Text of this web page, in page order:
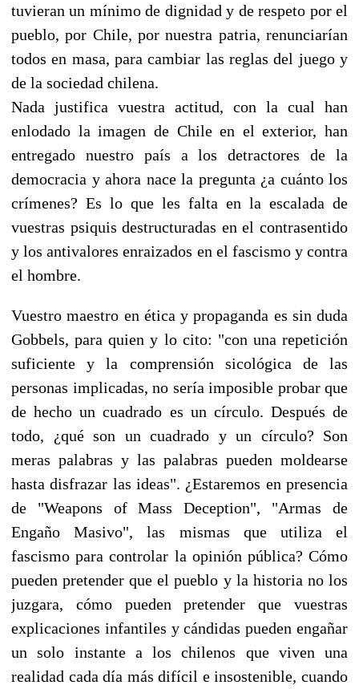
tuvieran un mínimo de dignidad y de respeto por el
pueblo, por Chile, por nuestra patria, renunciarían
todos en masa, para cambiar las reglas del juego y
de la sociedad chilena.
Nada justifica vuestra actitud, con la cual han
enlodado la imagen de Chile en el exterior, han
entregado nuestro país a los detractores de la
democracia y ahora nace la pregunta ¿a cuánto los
crímenes? Es lo que les falta en la escalada de
vuestras psiquis destructuradas en el contrasentido
y los antivalores enraizados en el fascismo y contra
el hombre.
Vuestro maestro en ética y propaganda es sin duda
Gobbels, para quien y lo cito: "con una repetición
suficiente y la comprensión sicológica de las
personas implicadas, no sería imposible probar que
de hecho un cuadrado es un círculo. Después de
todo, ¿qué son un cuadrado y un círculo? Son
meras palabras y las palabras pueden moldearse
hasta disfrazar las ideas". ¿Estaremos en presencia
de "Weapons of Mass Deception", "Armas de
Engaño Masivo", las mismas que utiliza el
fascismo para controlar la opinión pública? Cómo
pueden pretender que el pueblo y la historia no los
juzgara, cómo pueden pretender que vuestras
explicaciones infantiles y cándidas pueden engañar
un solo instante a los chilenos que viven una
realidad cada día más difícil e insostenible, cuando